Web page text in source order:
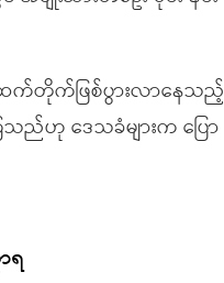
ဆက်တိုက်ဖြစ်ပွားလာနေသည့်
ဟု ဒေသခံများက ပြော
ရ